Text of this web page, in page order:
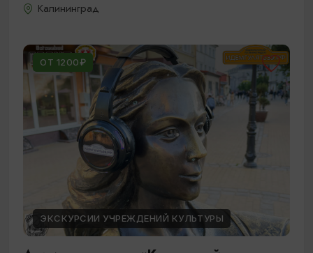
Калининград
ОТ 1200₽
ЭКСКУРСИИ УЧРЕЖДЕНИЙ КУЛЬТУРЫ